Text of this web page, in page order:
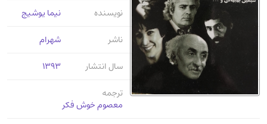
حقوقی و قانون (47)
کتاب های مصور رنگی و گلاسه(23)
عرفانی و سلوک(45)
(11)
دایره المعارف و فرهنگ
نویسنده
نیما یوشیج
ناشر
شهرام
سال انتشار
1393
ترجمه
معصوم خوش فکر